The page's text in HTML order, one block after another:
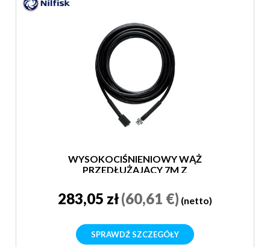
WYSOKOCIŚNIENIOWY WĄŻ
PRZEDŁUŻAJĄCY 7M Z
283,05 zł(60,61 €) (netto)
SPRAWDŹ SZCZEGÓŁY